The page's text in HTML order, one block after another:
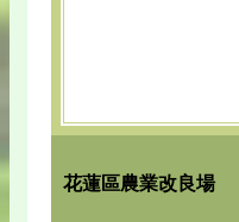
花蓮區農業改良場